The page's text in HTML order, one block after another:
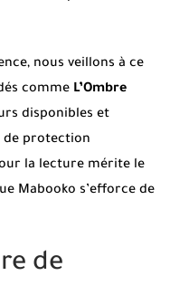
nous veillons à ce
comme L’Ombre
disponibles et
de protection
la lecture mérite le
Mabooko s’efforce de
de